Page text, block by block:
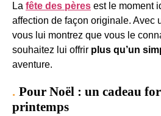
La fête des pères est le moment
affection de façon originale. Avec
vous lui montrez que vous le
souhaitez lui offrir plus qu’un
aventure.
Pour Noël : un cadeau
printemps